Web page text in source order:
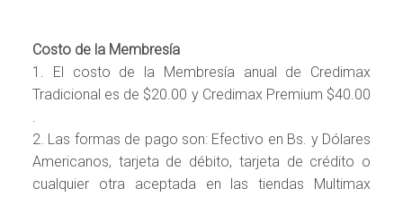
Costo de la Membresía
1. El costo de la Membresía anual de Credimax
Tradicional es de $20.00 y Credimax Premium $40.00
.
2. Las formas de pago son: Efectivo en Bs. y Dólares
Americanos, tarjeta de débito, tarjeta de crédito o
cualquier otra aceptada en las tiendas Multimax